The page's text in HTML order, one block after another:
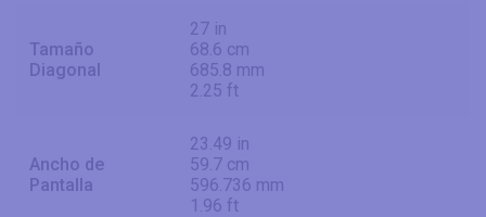
Tamaño
Diagonal
27 in
68.6 cm
685.8 mm
2.25 ft
Ancho de
Pantalla
23.49 in
59.7 cm
596.736 mm
1.96 ft